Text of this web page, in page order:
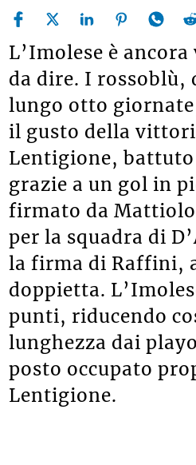
L’Imolese è
da dire. I rossoblù,
lungo otto
il gusto della
Lentigione,
grazie a un gol in
firmato da
per la squadra di
la firma di Raffini,
doppietta.
punti, riducendo
lunghezza dai
posto occupato
Lentigione.